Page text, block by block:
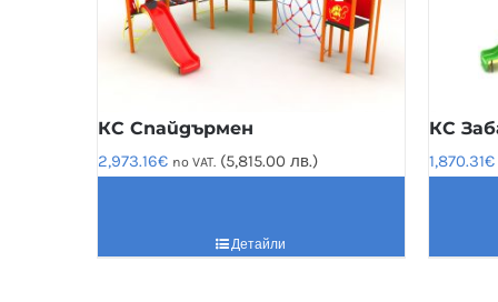
КС Спайдърмен
2,973.16€ no VAT. (5,815.00 лв.)
Детайли
КС
1,870.31€